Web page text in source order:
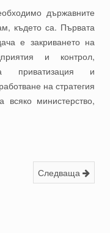
държавните
където са. Първата
е закриването на
и контрол,
приватизация и
на стратегия
всяко министерство,
Следваща